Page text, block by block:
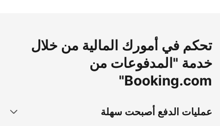
تحكم في أمورك المالية من خلال
خدمة "المدفوعات من
Booking.com"
عمليات الدفع أصبحت سهلة